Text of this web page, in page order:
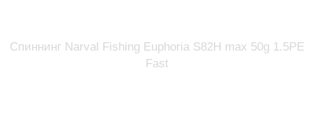
Спиннинг Narval Fishing Euphoria S82H max 50g 1.5PE
Fast